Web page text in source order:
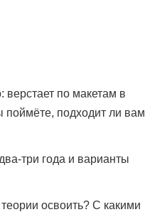
верстает по макетам в
поймёте, подходит ли вам
три года и варианты
освоить? С какими